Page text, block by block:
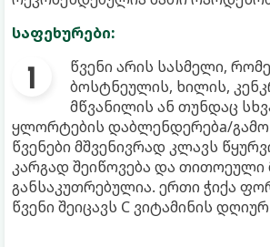
საფეხურები:
წვენი არის სასმელი,
ბოსტნეულის, ხილის,
მწვანილის ან თუნდაც
ყლორტების დაბლენდერებa/
წვენები მშვენივრად კლავს
კარგად შეიწოვება და თითოეული
განსაკუთრებულია. ერთი ჭიქა
წვენი შეიცავს C ვიტამინის